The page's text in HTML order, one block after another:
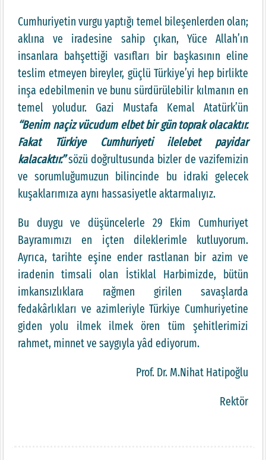
Cumhuriyetin vurgu yaptığı temel bileşenlerden olan;
aklına ve iradesine sahip çıkan, Yüce Allah’ın
insanlara bahşettiği vasıfları bir başkasının eline
teslim etmeyen bireyler, güçlü Türkiye’yi hep birlikte
inşa edebilmenin ve bunu sürdürülebilir kılmanın en
temel yoludur. Gazi Mustafa Kemal Atatürk’ün
“Benim naçiz vücudum elbet bir gün toprak olacaktır.
Fakat Türkiye Cumhuriyeti ilelebet payidar
kalacaktır.”sözü doğrultusunda bizler de vazifemizin
ve sorumluğumuzun bilincinde bu idraki gelecek
kuşaklarımıza aynı hassasiyetle aktarmalıyız.
Bu duygu ve düşüncelerle 29 Ekim Cumhuriyet
Bayramımızı en içten dileklerimle kutluyorum.
Ayrıca, tarihte eşine ender rastlanan bir azim ve
iradenin timsali olan İstiklal Harbimizde, bütün
imkansızlıklara rağmen girilen savaşlarda
fedakârlıkları ve azimleriyle Türkiye Cumhuriyetine
giden yolu ilmek ilmek ören tüm şehitlerimizi
rahmet, minnet ve saygıyla yâd ediyorum.
Prof. Dr. M.Nihat Hatipoğlu
Rektör